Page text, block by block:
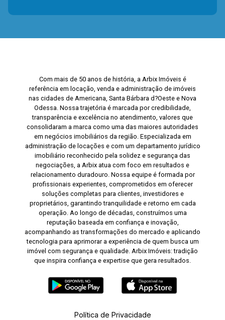
Com mais de 50 anos de história, a Arbix Imóveis é
referência em locação, venda e administração de imóveis
nas cidades de Americana, Santa Bárbara d?Oeste e Nova
Odessa. Nossa trajetória é marcada por credibilidade,
transparência e excelência no atendimento, valores que
consolidaram a marca como uma das maiores autoridades
em negócios imobiliários da região. Especializada em
administração de locações e com um departamento jurídico
imobiliário reconhecido pela solidez e segurança das
negociações, a Arbix atua com foco em resultados e
relacionamento duradouro. Nossa equipe é formada por
profissionais experientes, comprometidos em oferecer
soluções completas para clientes, investidores e
proprietários, garantindo tranquilidade e retorno em cada
operação. Ao longo de décadas, construímos uma
reputação baseada em confiança e inovação,
acompanhando as transformações do mercado e aplicando
tecnologia para aprimorar a experiência de quem busca um
imóvel com segurança e qualidade. Arbix Imóveis: tradição
que inspira confiança e expertise que gera resultados.
Política de Privacidade